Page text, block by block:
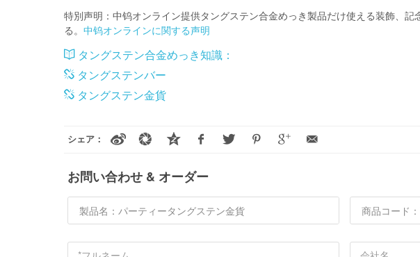
特別声明：中钨オンライン提供タングステン合金めっき製品だけ使える装飾、
る。 中钨オンラインに関する声明
タングステン合金めっき知識：
タングステンバー
タングステン金貨
シェア：
お問い合わせ & オーダー